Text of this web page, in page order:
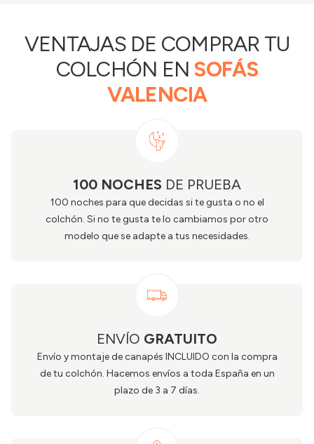
VENTAJAS DE COMPRAR TU
COLCHÓN EN SOFÁS
VALENCIA
100 NOCHES DE PRUEBA
100 noches para que decidas si te gusta o no el
colchón. Si no te gusta te lo cambiamos por otro
modelo que se adapte a tus necesidades.
ENVÍO GRATUITO
Envío y montaje de canapés INCLUIDO con la compra
de tu colchón. Hacemos envíos a toda España en un
plazo de 3 a 7 días.